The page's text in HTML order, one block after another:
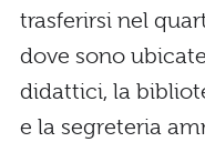
trasferirsi nel
dove sono
didattici, la
e la segreteria